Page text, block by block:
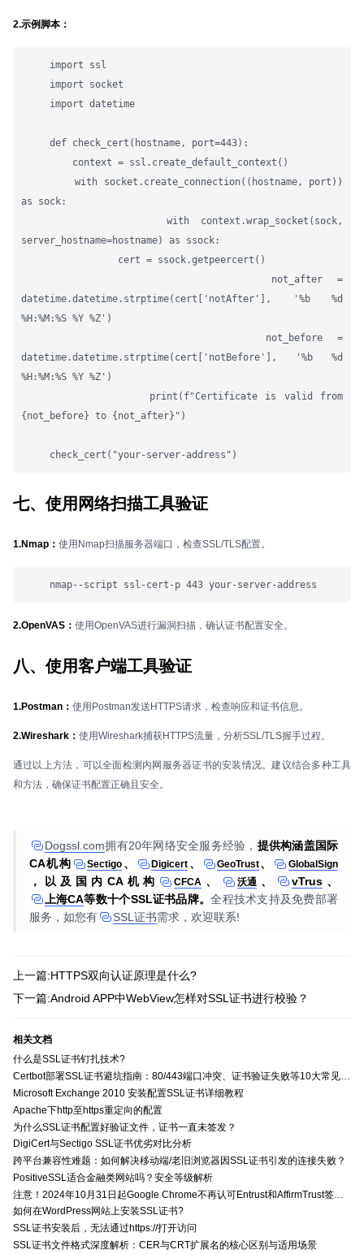
2.示例脚本：
         with socket.create_connection((hostname, port))
as sock:
             with context.wrap_socket(sock,
server_hostname=hostname) as ssock:
datetime.datetime.strptime(cert['notAfter'], '%b %d
%H:%M:%S %Y %Z')
datetime.datetime.strptime(cert['notBefore'], '%b %d
%H:%M:%S %Y %Z')
{not_before} to {not_after}")
     check_cert("your-server-address")
七、使用网络扫描工具验证
1.Nmap： 使用Nmap扫描服务器端口，检查SSL/TLS配置。
     nmap--script ssl-cert-p 443 your-server-address
2.OpenVAS： 使用OpenVAS进行漏洞扫描，确认证书配置安全。
八、使用客户端工具验证
1.Postman： 使用Postman发送HTTPS请求，检查响应和证书信息。
2.Wireshark： 使用Wireshark捕获HTTPS流量，分析SSL/TLS握手过程。
通过以上方法，可以全面检测内网服务器证书的安装情况。建议结合多种工具
和方法，确保证书配置正确且安全。
Dogssl.com拥有20年网络安全服务经验， 提供构涵盖国际
CA机构
Sectigo 、 Digicert 、 GeoTrust、 GlobalSign
，以及国内CA机构 CFCA 、 沃通 、 vTrus、
上海CA等数十个SSL证书品牌。全程技术支持及免费部署
服务，如您有
SSL证书需求，欢迎联系!
上一篇:HTTPS双向认证原理是什么?
下一篇:Android APP中WebView怎样对SSL证书进行校验？
相关文档
什么是SSL证书钉扎技术?
Certbot部署SSL证书避坑指南：80/443端口冲突、证书验证失败等10大常见问题解决方案
Microsoft Exchange 2010 安装配置SSL证书详细教程
Apache下http至https重定向的配置
为什么SSL证书配置好验证文件，证书一直未签发？
DigiCert与Sectigo SSL证书优劣对比分析
跨平台兼容性难题：如何解决移动端/老旧浏览器因SSL证书引发的连接失败？
PositiveSSL适合金融类网站吗？安全等级解析
如何在WordPress网站上安装SSL证书?
SSL证书安装后，无法通过https://打开访问
SSL证书文件格式深度解析：CER与CRT扩展名的核心区别与适用场景